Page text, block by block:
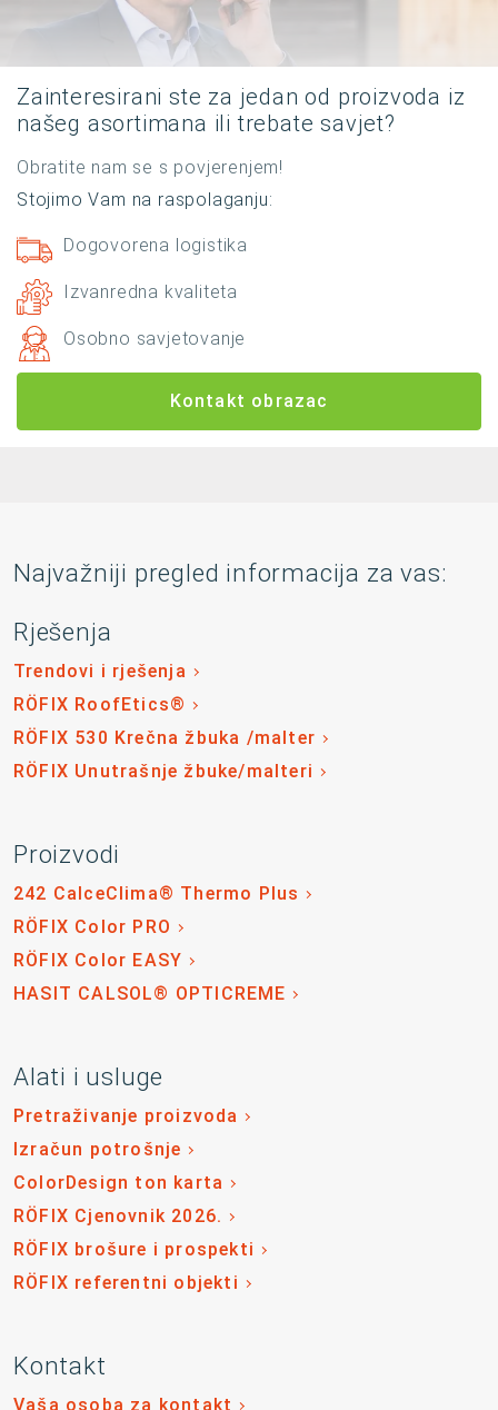
Zainteresirani ste za jedan od proizvoda iz
našeg asortimana ili trebate savjet?
Obratite nam se s povjerenjem!
Stojimo Vam na raspolaganju:
Dogovorena logistika
Izvanredna kvaliteta
Osobno savjetovanje
Kontakt obrazac
Najvažniji pregled informacija za vas:
Rješenja
Trendovi i rješenja
RÖFIX RoofEtics®
RÖFIX 530 Krečna žbuka /malter
RÖFIX Unutrašnje žbuke/malteri
Proizvodi
242 CalceClima® Thermo Plus
RÖFIX Color PRO
RÖFIX Color EASY
HASIT CALSOL® OPTICREME
Alati i usluge
Pretraživanje proizvoda
Izračun potrošnje
ColorDesign ton karta
RÖFIX Cjenovnik 2026.
RÖFIX brošure i prospekti
RÖFIX referentni objekti
Kontakt
Vaša osoba za kontakt